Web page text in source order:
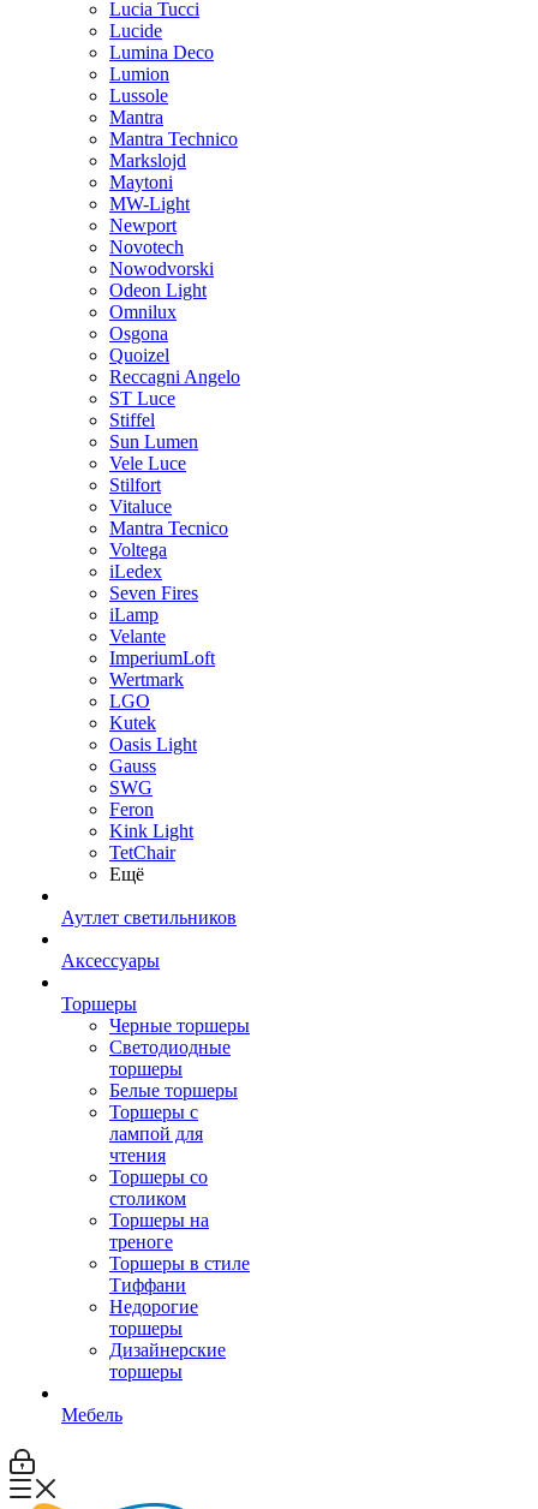
Lucia Tucci
Lucide
Lumina Deco
Lumion
Lussole
Mantra
Mantra Technico
Markslojd
Maytoni
MW-Light
Newport
Novotech
Nowodvorski
Odeon Light
Omnilux
Osgona
Quoizel
Reccagni Angelo
ST Luce
Stiffel
Sun Lumen
Vele Luce
Stilfort
Vitaluce
Mantra Tecnico
Voltega
iLedex
Seven Fires
iLamp
Velante
ImperiumLoft
Wertmark
LGO
Kutek
Oasis Light
Gauss
SWG
Feron
Kink Light
TetСhair
Ещё
Аутлет светильников
Аксессуары
Торшеры
Черные торшеры
Светодиодные
торшеры
Белые торшеры
Торшеры с
лампой для
чтения
Торшеры со
столиком
Торшеры на
треноге
Торшеры в стиле
Тиффани
Недорогие
торшеры
Дизайнерские
торшеры
Мебель